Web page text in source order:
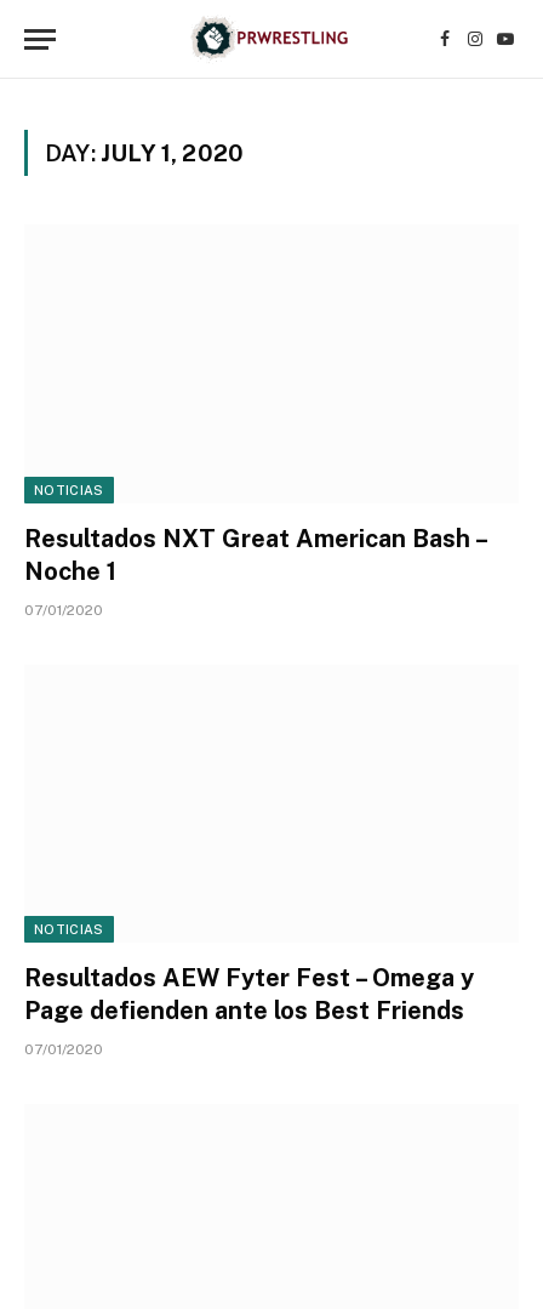
Facebook
DAY: JULY 1, 2020
NOTICIAS
Resultados NXT Great American Bash –
Noche 1
07/01/2020
NOTICIAS
Resultados AEW Fyter Fest – Omega y
Page defienden ante los Best Friends
07/01/2020